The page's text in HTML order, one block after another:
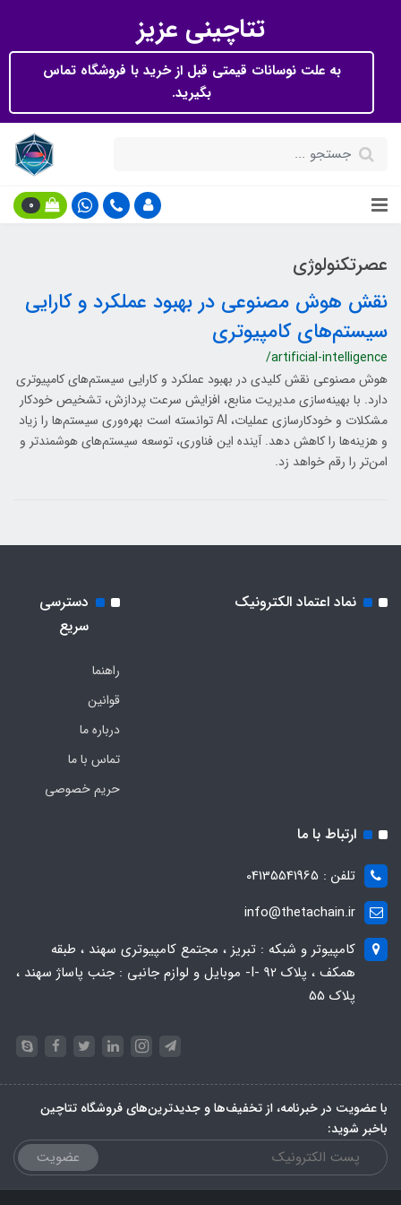
تتاچینی عزیز
به علت نوسانات قیمتی قبل از خرید با فروشگاه تماس
بگیرید.
0
عصرتکنولوژی
نقش هوش مصنوعی در بهبود عملکرد و کارایی
سیستم‌های کامپیوتری
/artificial-intelligence
هوش مصنوعی نقش کلیدی در بهبود عملکرد و کارایی سیستم‌های کامپیوتری
دارد. با بهینه‌سازی مدیریت منابع، افزایش سرعت پردازش، تشخیص خودکار
مشکلات و خودکارسازی عملیات، AI توانسته است بهره‌وری سیستم‌ها را زیاد
و هزینه‌ها را کاهش دهد. آینده این فناوری، توسعه سیستم‌های هوشمندتر و
امن‌تر را رقم خواهد زد.
نماد اعتماد الکترونیک
دسترسی
سریع
راهنما
قوانین
درباره ما
تماس با ما
حریم خصوصی
ارتباط با ما
تلفن : 04135541965
info@thetachain.ir
کامپیوتر و شبکه : تبریز ، مجتمع کامپیوتری سهند ، طبقه
همکف ، پلاک 92 -I- موبایل و لوازم جانبی : جنب پاساژ سهند ،
پلاک 55
با عضویت در خبرنامه، از تخفیف‌ها و جدیدترین‌های فروشگاه تتاچین
باخبر شوید:
عضویت